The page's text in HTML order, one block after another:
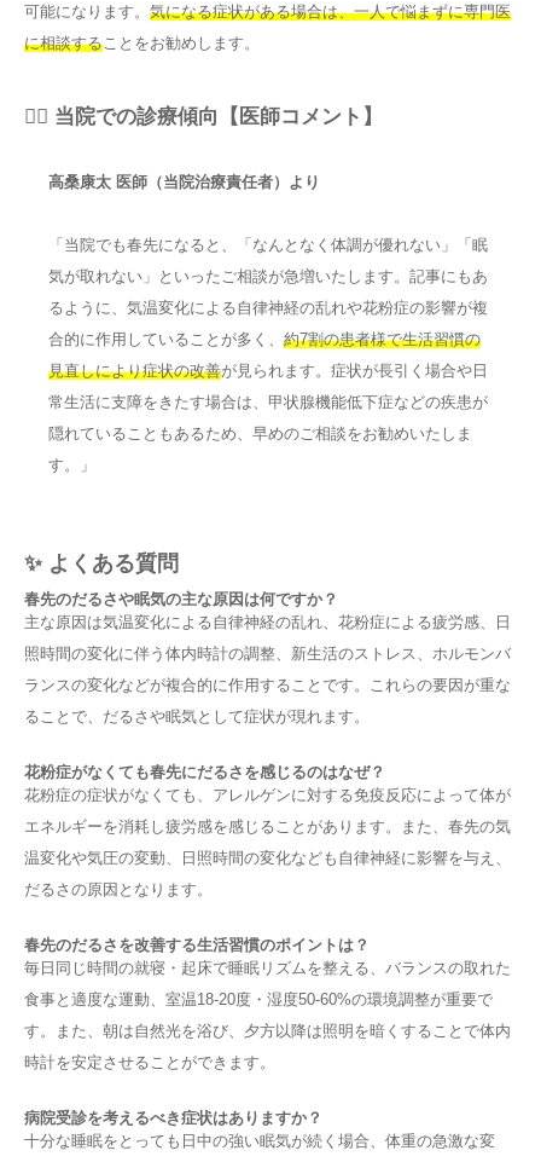
可能になります。 気になる症状がある場合は、一人で悩まずに専門医
に相談する ことをお勧めします。
👨‍⚕️ 当院での診療傾向【医師コメント】
高桑康太 医師（当院治療責任者）より
「当院でも春先になると、「なんとなく体調が優れない」「眠
気が取れない」といったご相談が急増いたします。記事にもあ
るように、気温変化による自律神経の乱れや花粉症の影響が複
合的に作用していることが多く、 約7割の患者様で生活習慣の
見直しにより症状の改善が見られます。症状が長引く場合や日
常生活に支障をきたす場合は、甲状腺機能低下症などの疾患が
隠れていることもあるため、早めのご相談をお勧めいたしま
す。」
✨ よくある質問
春先のだるさや眠気の主な原因は何ですか？
主な原因は気温変化による自律神経の乱れ、花粉症による疲労感、日
照時間の変化に伴う体内時計の調整、新生活のストレス、ホルモンバ
ランスの変化などが複合的に作用することです。これらの要因が重な
ることで、だるさや眠気として症状が現れます。
花粉症がなくても春先にだるさを感じるのはなぜ？
花粉症の症状がなくても、アレルゲンに対する免疫反応によって体が
エネルギーを消耗し疲労感を感じることがあります。また、春先の気
温変化や気圧の変動、日照時間の変化なども自律神経に影響を与え、
だるさの原因となります。
春先のだるさを改善する生活習慣のポイントは？
毎日同じ時間の就寝・起床で睡眠リズムを整える、バランスの取れた
食事と適度な運動、室温18-20度・湿度50-60%の環境調整が重要で
す。また、朝は自然光を浴び、夕方以降は照明を暗くすることで体内
時計を安定させることができます。
病院受診を考えるべき症状はありますか？
十分な睡眠をとっても日中の強い眠気が続く場合、体重の急激な変